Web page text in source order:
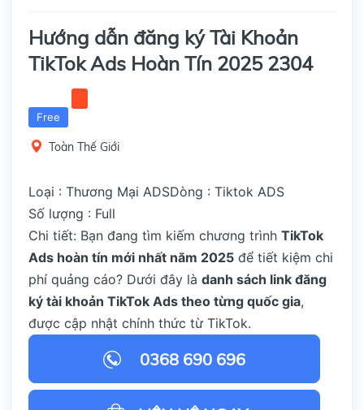
Hướng dẫn đăng ký Tài Khoản
TikTok Ads Hoàn Tín 2025 2304
Free
Toàn Thế Giới
Loại : Thương Mại ADSDòng : Tiktok ADS
Số lượng : Full
Chi tiết: Bạn đang tìm kiếm chương trình TikTok
Ads hoàn tín mới nhất năm 2025 để tiết kiệm chi
phí quảng cáo? Dưới đây là danh sách link đăng
ký tài khoản TikTok Ads theo từng quốc gia,
được cập nhật chính thức từ TikTok.
0368 690 696